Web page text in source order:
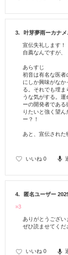
3. 叶芽夢雨ーカナ
宣伝失礼します！
自薦なんですが、
あらすじ
初音は有名な医者
にしか興味がなか
る。それでも埋ま
うな気がする。
ーの開発者であ
りたいと強く望
ー？！
あと、宣伝された
いいね 0
4. 匿名ユーザー
»3
ありがとうござい
ぜひ読ませてく
いいね 0